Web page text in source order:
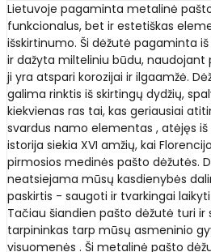
Lietuvoje pagaminta metalinė
funkcionalus, bet ir estetiškas
išskirtinumo. Ši dėžutė pagaminta
ir dažyta milteliniu būdu, naudojant
ji yra atspari korozijai ir ilgaamžė.
galima rinktis iš skirtingų dydžių,
kiekvienas ras tai, kas geriausiai
svardus namo elementas , atėjęs
istorija siekia XVI amžių, kai
pirmosios medinės pašto dėžutės.
neatsiejama mūsų kasdienybės
paskirtis - saugoti ir tvarkingai
Tačiau šiandien pašto dėžutė turi
tarpininkas tarp mūsų asmeninio
visuomenės . Ši metalinė pašto